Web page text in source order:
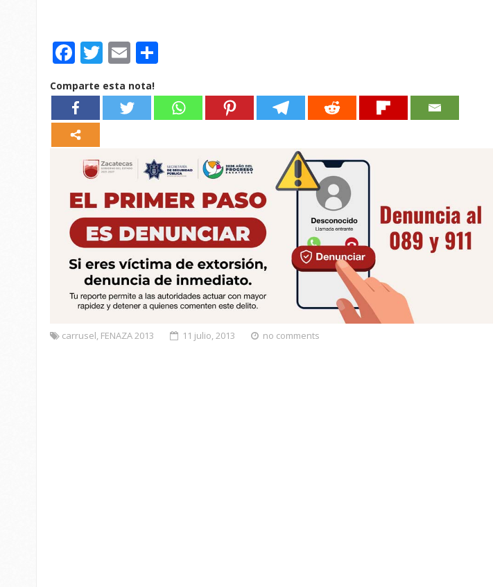
Facebook
Twitter
Email
Comparte esta nota!
carrusel, FENAZA 2013 11 julio, 2013 no comments